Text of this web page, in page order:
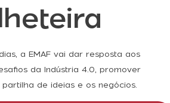
a EMAF vai dar resposta aos
da Indústria 4.0, promover
de ideias e os negócios.